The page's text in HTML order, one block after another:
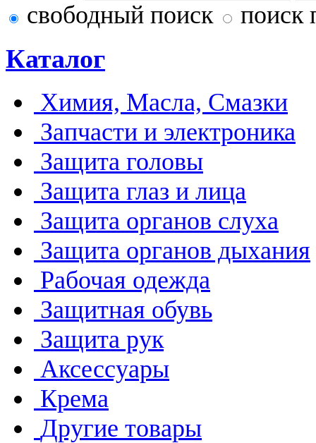
свободный поиск поиск
Каталог
Химия, Масла, Смазки
Запчасти и электроника
Защита головы
Защита глаз и лица
Защита органов слуха
Защита органов дыхания
Рабочая одежда
Защитная обувь
Защита рук
Аксессуары
Крема
Другие товары